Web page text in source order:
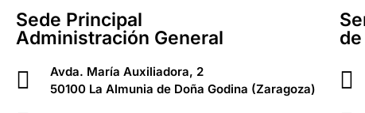
Sede Principal
Administración General
Avda. María Auxiliadora, 2
50100 La Almunia de Doña Godina (Zaragoza)